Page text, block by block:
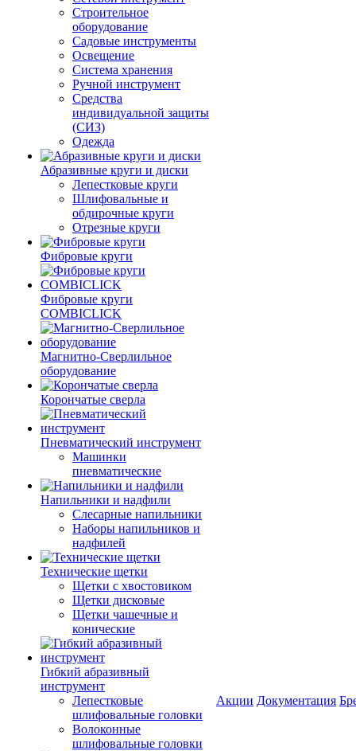
Строительное
оборудование
Садовые инструменты
Освещение
Система хранения
Ручной инструмент
Средства
индивидуальной защиты
(СИЗ)
Одежда
Абразивные круги и диски
Лепестковые круги
Шлифовальные и
обдирочные круги
Отрезные круги
Фибровые круги
Фибровые круги
COMBICLICK
Магнитно-Сверлильное
оборудование
Корончатые сверла
Пневматический инструмент
Машинки
пневматические
Напильники и надфили
Слесарные напильники
Наборы напильников и
надфилей
Технические щетки
Щетки с хвостовиком
Щетки дисковые
Щетки чашечные и
конические
Гибкий абразивный
инструмент
Лепестковые
шлифовальные головки
Волоконные
шлифовальные головки
Акции Документация